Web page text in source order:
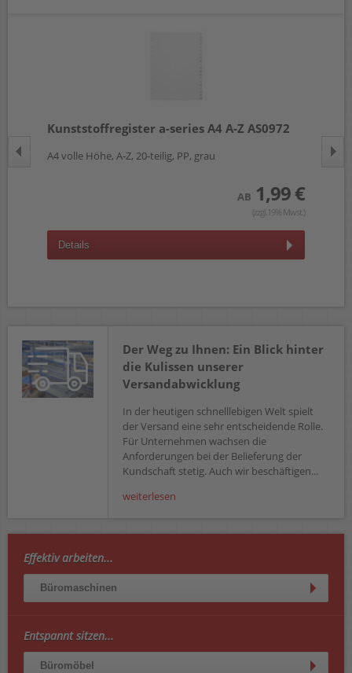
Kunststoffregister a-series A4 A-Z AS0972
A4 volle Höhe, A-Z, 20-teilig, PP, grau
AB 1,99 €
(zzgl.19% Mwst.)
Details
Der Weg zu Ihnen: Ein Blick hinter
die Kulissen unserer
Versandabwicklung
In der heutigen schnelllebigen Welt spielt
der Versand eine sehr entscheidende Rolle.
Für Unternehmen wachsen die
Anforderungen bei der Belieferung der
Kundschaft stetig. Auch wir beschäftigen...
weiterlesen
Effektiv arbeiten...
Büromaschinen
Entspannt sitzen...
Büromöbel